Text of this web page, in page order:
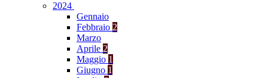
2024
Gennaio
Febbraio 2
Marzo
Aprile 2
Maggio 1
Giugno 1